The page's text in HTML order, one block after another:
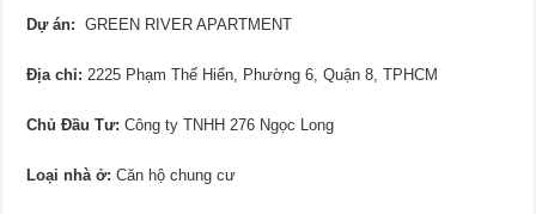
Dự án: GREEN RIVER APARTMENT
Địa chỉ: 2225 Phạm Thế Hiển, Phường 6, Quận 8, TPHCM
Chủ Đầu Tư: Công ty TNHH 276 Ngọc Long
Loại nhà ở: Căn hộ chung cư